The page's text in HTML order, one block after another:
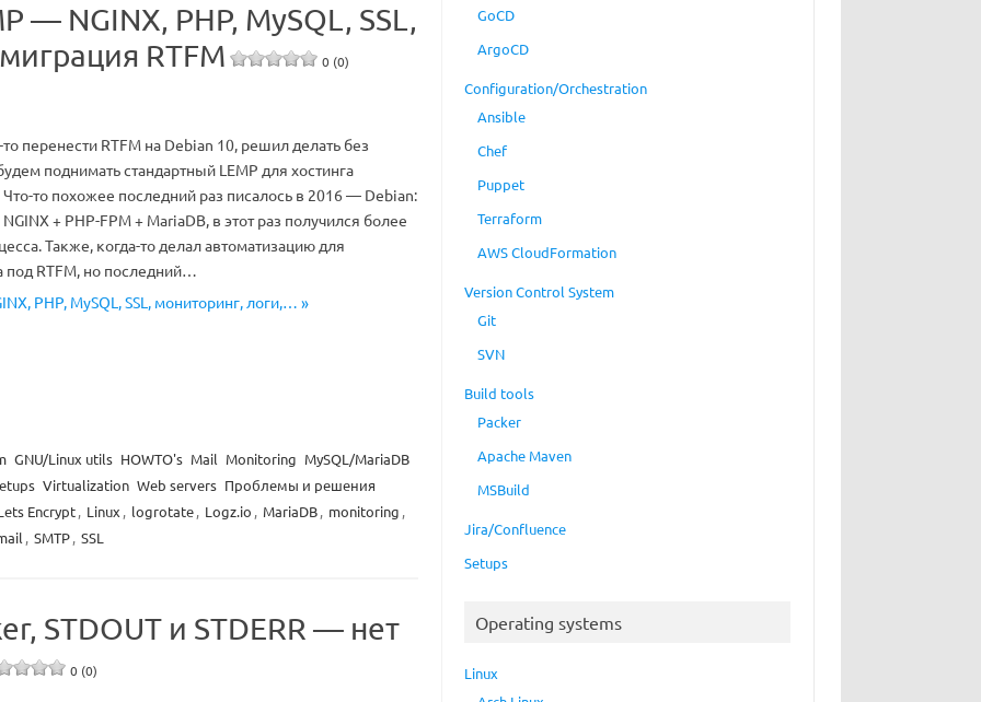
— NGINX, PHP, MySQL, SSL,
RTFM
0 (0)
перенести RTFM на Debian 10, решил делать без
поднимать стандартный LEMP для хостинга
то похожее последний раз писалось в 2016 — Debian:
+ PHP-FPM + MariaDB, в этот раз получился более
Также, когда-то делал автоматизацию для
под RTFM, но последний…
PHP, MySQL, SSL, мониторинг, логи,… »
GNU/Linux utils HOWTO's Mail Monitoring MySQL/MariaDB
Virtualization Web servers Проблемы и решения
Encrypt, Linux , logrotate, Logz.io , MariaDB, monitoring ,
, SMTP, SSL
STDOUT и STDERR — нет
0 (0)
GoCD
ArgoCD
Configuration/Orchestration
Ansible
Chef
Puppet
Terraform
AWS CloudFormation
Version Control System
Git
SVN
Build tools
Packer
Apache Maven
MSBuild
Jira/Confluence
Setups
Operating systems
Linux